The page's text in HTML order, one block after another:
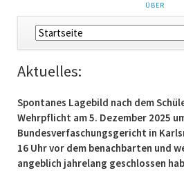
NAVIGATION
ÜBER
Navigation
überspringen
Aktuelles:
Spontanes Lagebild nach dem
Wehrpflicht am 5. Dezember 2025
Bundesverfaschungsgericht in
16 Uhr vor dem benachbarten und
angeblich jahrelang geschlossen